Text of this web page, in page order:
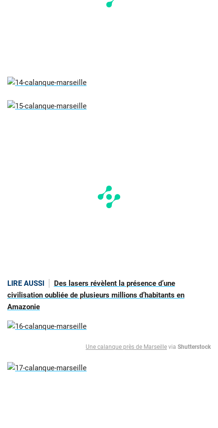
LIRE AUSSI
Des lasers révèlent la présence d’une
civilisation oubliée de plusieurs millions d’habitants en
Amazonie
Une calanque près de Marseille via Shutterstock